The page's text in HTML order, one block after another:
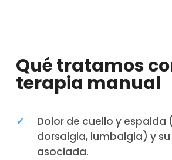
Qué tratamos
terapia manual
✓
Dolor de cuello y espalda
dorsalgia, lumbalgia) y su
asociada.